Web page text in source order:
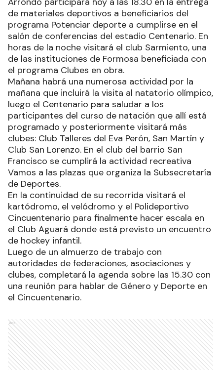
de materiales deportivos a beneficiarios del
programa Potenciar deporte a cumplirse en el
salón de conferencias del estadio Centenario. En
horas de la noche visitará el club Sarmiento, una
de las instituciones de Formosa beneficiada con
el programa Clubes en obra.
Mañana habrá una numerosa actividad por la
mañana que incluirá la visita al natatorio olímpico,
luego el Centenario para saludar a los
participantes del curso de natación que allí está
programado y posteriormente visitará más
clubes: Club Talleres del Eva Perón, San Martín y
Club San Lorenzo. En el club del barrio San
Francisco se cumplirá la actividad recreativa
Vamos a las plazas que organiza la Subsecretaría
de Deportes.
En la continuidad de su recorrida visitará el
kartódromo, el velódromo y el Polideportivo
Cincuentenario para finalmente hacer escala en
el Club Aguará donde está previsto un encuentro
de hockey infantil.
Luego de un almuerzo de trabajo con
autoridades de federaciones, asociaciones y
clubes, completará la agenda sobre las 15.30 con
una reunión para hablar de Género y Deporte en
el Cincuentenario.
Ads